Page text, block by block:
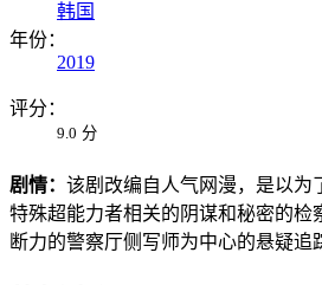
韩国
年份：
2019
评分：
9.0 分
剧情： 该剧改编自人气网漫，是以为
特殊超能力者相关的阴谋和秘密的检
断力的警察厅侧写师为中心的悬疑追